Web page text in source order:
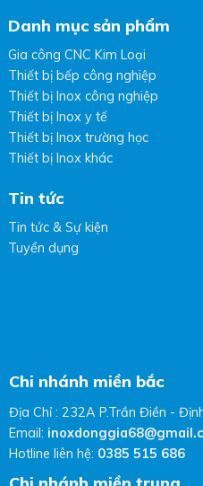
Danh mục sản phẩm
Gia công CNC Kim Loại
Thiết bị bếp công nghiệp
Thiết bị Inox công nghiệp
Thiết bị Inox y tế
Thiết bị Inox trường học
Thiết bị Inox khác
Tin tức
Tin tức & Sự kiện
Tuyển dụng
Chi nhánh miền bắc
Địa Chỉ : 232A P.Trần Điền -
Email:
Hotline liên hệ: 0385 515 686